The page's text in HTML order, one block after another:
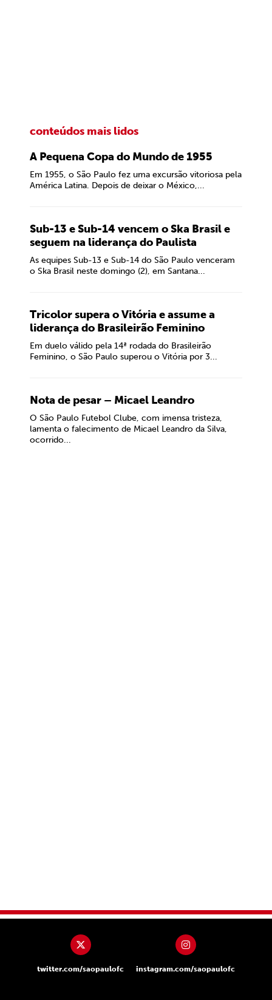
conteúdos mais lidos
A Pequena Copa do Mundo de 1955
Em 1955, o São Paulo fez uma excursão vitoriosa pela
América Latina. Depois de deixar o México,...
Sub-13 e Sub-14 vencem o Ska Brasil e
seguem na liderança do Paulista
As equipes Sub-13 e Sub-14 do São Paulo venceram
o Ska Brasil neste domingo (2), em Santana...
Tricolor supera o Vitória e assume a
liderança do Brasileirão Feminino
Em duelo válido pela 14ª rodada do Brasileirão
Feminino, o São Paulo superou o Vitória por 3...
Nota de pesar – Micael Leandro
O São Paulo Futebol Clube, com imensa tristeza,
lamenta o falecimento de Micael Leandro da Silva,
ocorrido...
twitter.com/saopaulofc instagram.com/saopaulofc